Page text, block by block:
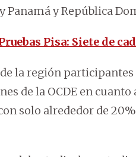
Panamá y República
Pisa: Siete de
la región
de la OCDE en
solo alrededor de